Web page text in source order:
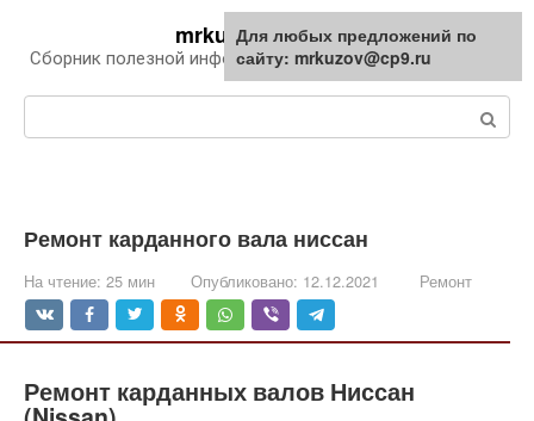
контенту
mrkuzov.ru
Сборник полезной информации про автомобили
Ремонт карданного вала ниссан
На чтение: 25 мин Опубликовано: 12.12.2021 Ремонт
Ремонт карданных валов Ниссан
Для любых предложений по
сайту: mrkuzov@cp9.ru
Для любых предложений по
сайту: mrkuzov@cp9.ru